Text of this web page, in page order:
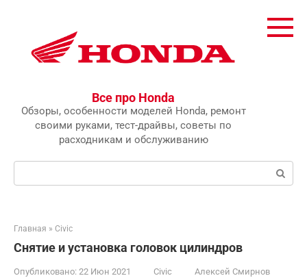
Все про Honda
Обзоры, особенности моделей Honda, ремонт
своими руками, тест-драйвы, советы по
расходникам и обслуживанию
Главная » Civic
Снятие и установка головок цилиндров
Опубликовано: 22 Июн 2021 Civic Алексей Смирнов